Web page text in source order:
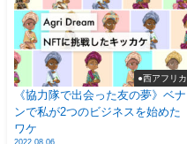
●西アフリカ
《協力隊で出会った友の夢》ベナ
ンで私が2つのビジネスを始めた
ワケ
2022.08.06